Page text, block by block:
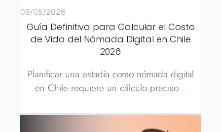
09/05/2026
Guía Definitiva para Calcular el Costo
de Vida del Nómada Digital en Chile
2026
Planificar una estadía como nómada digital
en Chile requiere un cálculo preciso…